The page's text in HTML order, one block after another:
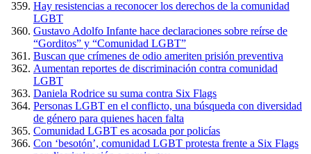
Hay resistencias a reconocer los derechos de la comunidad
LGBT
Gustavo Adolfo Infante hace declaraciones sobre reírse de
“Gorditos” y “Comunidad LGBT”
Buscan que crímenes de odio ameriten prisión preventiva
Aumentan reportes de discriminación contra comunidad
LGBT
Daniela Rodrice su suma contra Six Flags
Personas LGBT en el conflicto, una búsqueda con diversidad
de género para quienes hacen falta
Comunidad LGBT es acosada por policías
Con ‘besotón’, comunidad LGBT protesta frente a Six Flags